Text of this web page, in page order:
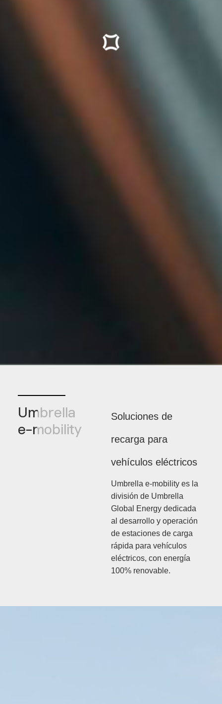
Umbrella
e-mobility
Soluciones de
recarga para
vehícu os eéctricos
Umbrella e-mobility es la
división de Umbrella
Global Energy dedicada
al desarrollo y operación
de estaciones de carga
rápida para vehículos
eléctricos, con energía
100% renovable.